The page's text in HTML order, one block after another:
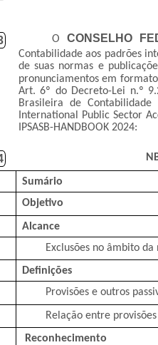
O CONSELHO
Contabilidade aos padrões
de suas normas e
pronunciamentos em
Art. 6º do Decreto-Lei n.º
Brasileira de
International Public Sector
IPSASB-HANDBOOK 2024:
Sumário
Objetivo
Alcance
Exclusões no âmbito da
Definições
Provisões e outros
Relação entre
Reconhecimento